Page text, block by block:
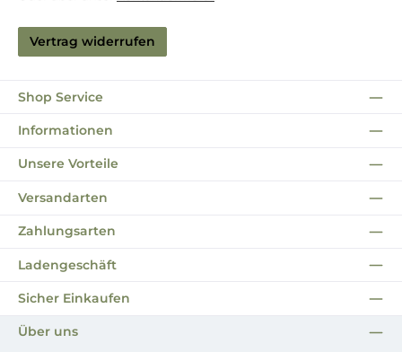
Vertrag widerrufen
Shop Service
Informationen
Unsere Vorteile
Versandarten
Zahlungsarten
Ladengeschäft
Sicher Einkaufen
Über uns